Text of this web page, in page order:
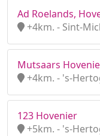
Ad Roelands,
+4km. - Sint-
Mutsaars
+4km. - 's-
123 Hovenier
+5km. - 's-